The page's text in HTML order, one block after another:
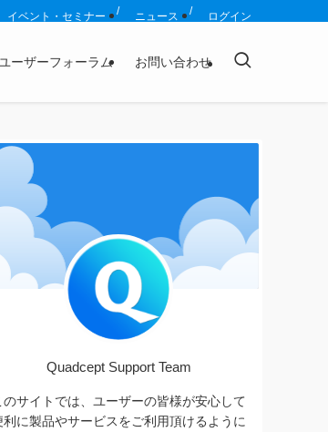
ユーザーフォーラム お問い合わせ
イベント・セミナー ニュース ログイン
Quadcept Support Team
のサイトでは、ユーザーの皆様が安心して
利に製品やサービスをご利用頂けるように